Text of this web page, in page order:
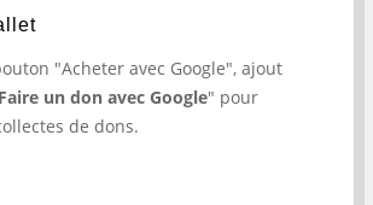
"Acheter avec Google", ajout
un don avec Google" pour
de dons.